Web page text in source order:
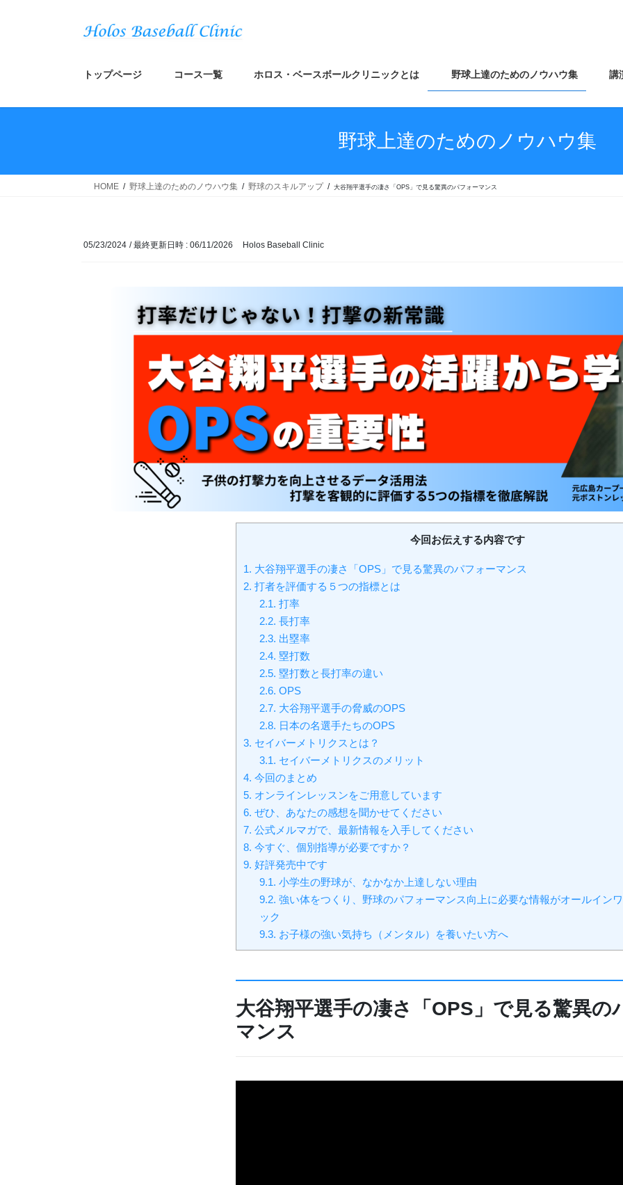
ス
ン
トップページ コース一覧 ホロス・ベースボールクリニックとは 野球上達のためのノウハウ集 講
野球上達のためのノウハウ集
HOME 野球上達のためのノウハウ集 野球のスキルアップ 大谷翔平選手の凄さ「OPS」で見る驚異のパフォーマンス
05/23/2024 / 最終更新日時 : 06/11/2026 Holos Baseball Clinic
今回お伝えする内容です
1. 大谷翔平選手の凄さ「OPS」で見る驚異のパフォーマンス
2. 打者を評価する５つの指標とは
2.1. 打率
2.2. 長打率
2.3. 出塁率
2.4. 塁打数
2.5. 塁打数と長打率の違い
2.6. OPS
2.7. 大谷翔平選手の脅威のOPS
2.8. 日本の名選手たちのOPS
3. セイバーメトリクスとは？
3.1. セイバーメトリクスのメリット
4. 今回のまとめ
5. オンラインレッスンをご用意しています
6. ぜひ、あなたの感想を聞かせてください
7. 公式メルマガで、最新情報を入手してください
8. 今すぐ、個別指導が必要ですか？
9. 好評発売中です
9.1. 小学生の野球が、なかなか上達しない理由
9.2. 強い体をつくり、野球のパフォーマンス向上に必要な情報がオールイン
ック
9.3. お子様の強い気持ち（メンタル）を養いたい方へ
大谷翔平選手の凄さ「OPS」で見る驚異の
マンス